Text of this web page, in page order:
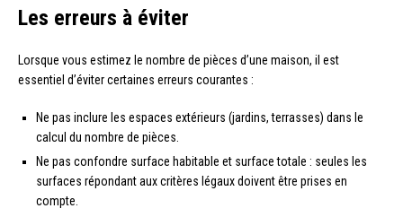
Les erreurs à éviter
Lorsque vous estimez le nombre de pièces d’une maison, il est
essentiel d’éviter certaines erreurs courantes :
Ne pas inclure les espaces extérieurs (jardins, terrasses) dans le
calcul du nombre de pièces.
Ne pas confondre surface habitable et surface totale : seules les
surfaces répondant aux critères légaux doivent être prises en
compte.